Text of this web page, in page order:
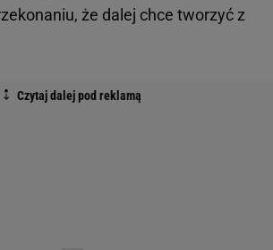
że dalej chce tworzyć z